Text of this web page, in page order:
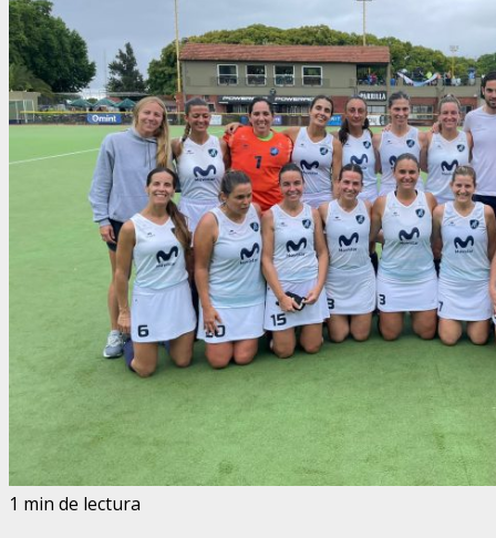
1 min de lectura